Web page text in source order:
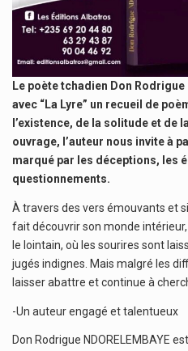
Le poète tchadien Don Rodrigue
avec “La Lyre” un recueil de
l’existence, de la solitude et de
ouvrage, l’auteur nous invite à
marqué par les déceptions, les
questionnements.
À travers des vers émouvants et
fait découvrir son monde
le lointain, où les sourires sont
jugés indignes. Mais malgré les
laisser abattre et continue à
-Un auteur engagé et talentueux
Don Rodrigue NDORELEMBAYE